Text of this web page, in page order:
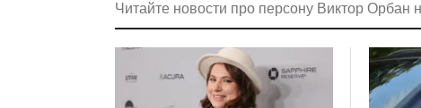
Читайте новости про персону Виктор Орбан